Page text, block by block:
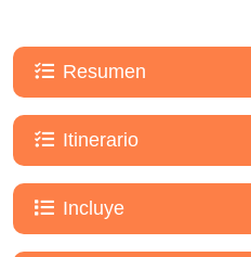
Resumen
Itinerario
Incluye